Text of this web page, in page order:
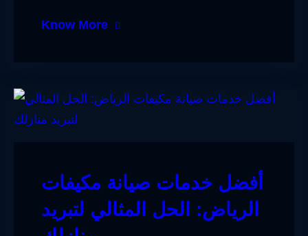
Know More
أفضل خدمات صيانة مكيفات
الرياض: الحل المثالي لتبريد